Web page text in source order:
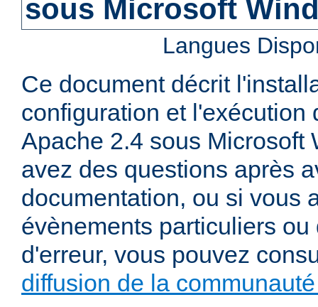
sous Microsoft
Langues
Ce document décrit
configuration et l'exécution
Apache 2.4 sous Microsoft
avez des questions après
documentation, ou si vous
évènements particuliers ou
d'erreur, vous pouvez
diffusion de la